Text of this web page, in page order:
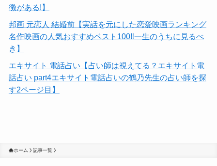
徴がある!】
邦画 元恋人 結婚前【実話を元にした恋愛映画ランキング
名作映画の人気おすすめベスト100‼一生のうちに見るべ
き】
エキサイト 電話占い【占い師は視えてる？エキサイト電
話占い part4エキサイト電話占いの鶴乃先生の占い師を探
す2ページ目】
ホーム 記事一覧